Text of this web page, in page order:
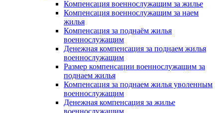
Компенсация военнослужащим за жилье
Компенсация военнослужащим за наем
жилья
Компенсация за поднаём жилья
военнослужащим
Денежная компенсация за поднаем жилья
военнослужащим
Размер компенсации военнослужащим за
поднаем жилья
Компенсация за поднаем жилья уволенным
военнослужащим
Денежная компенсация за жилье
военнослужащим